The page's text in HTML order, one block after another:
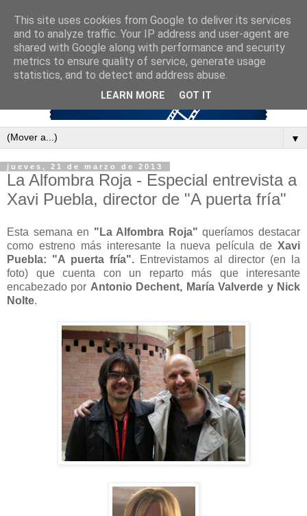
▼
jueves, 21 de marzo de 2013
La Alfombra Roja - Especial entrevista a
Xavi Puebla, director de "A puerta fría"
Esta semana en "La Alfombra Roja" queríamos destacar
como estreno más interesante la nueva película de Xavi
Puebla: "A puerta fría".Entrevistamos al director (en la
foto) que cuenta con un reparto más que interesante
encabezado por Antonio Dechent, María Valverde y Nick
Nolte.
This site uses cookies from Google to deliver its services
and to analyze traffic. Your IP address and user-agent are
shared with Google along with performance and security
metrics to ensure quality of service, generate usage
statistics, and to detect and address abuse.
LEARN MORE GOT IT